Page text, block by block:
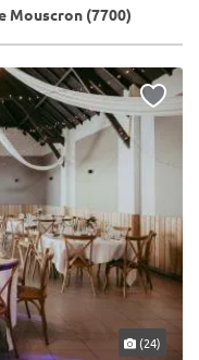
Mouscron (7700)
(24)